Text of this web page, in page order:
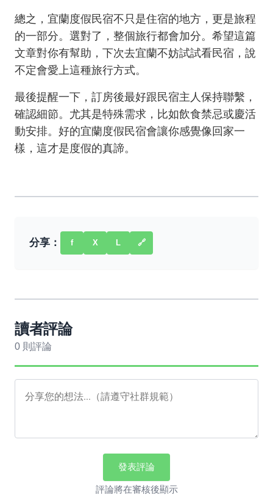
總之，宜蘭度假民宿不只是住宿的地方，更是旅程
的一部分。選對了，整個旅行都會加分。希望這篇
文章對你有幫助，下次去宜蘭不妨試試看民宿，說
不定會愛上這種旅行方式。
最後提醒一下，訂房後最好跟民宿主人保持聯繫，
確認細節。尤其是特殊需求，比如飲食禁忌或慶活
動安排。好的宜蘭度假民宿會讓你感覺像回家一
樣，這才是度假的真諦。
分享： f X L 🔗
讀者評論
0 則評論
發表評論
評論將在審核後顯示